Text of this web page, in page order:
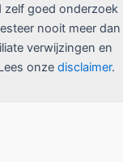
zelf goed onderzoek
nooit meer dan
verwijzingen en
onze disclaimer.